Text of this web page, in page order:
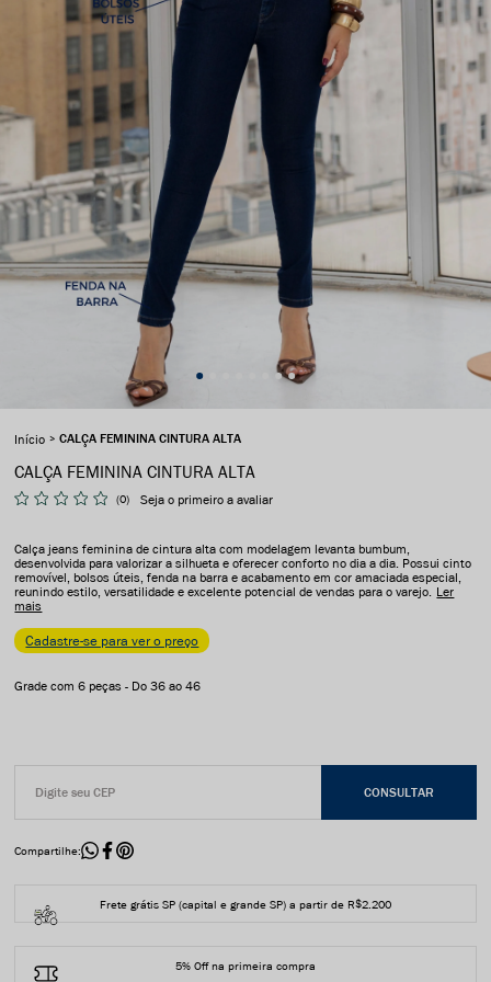
Início CALÇA FEMININA CINTURA ALTA
CALÇA FEMININA CINTURA ALTA
(0) Seja o primeiro a avaliar
Calça jeans feminina de cintura alta com modelagem levanta bumbum,
desenvolvida para valorizar a silhueta e oferecer conforto no dia a dia. Possui cinto
removível, bolsos úteis, fenda na barra e acabamento em cor amaciada especial,
reunindo estilo, versatilidade e excelente potencial de vendas para o varejo.
Ler
mais
Cadastre-se para ver o preço
Grade com 6 peças - Do 36 ao 46
Compartilhe:
Frete grátis SP (capital e grande SP) a partir de R$2.200
5% Off na primeira compra